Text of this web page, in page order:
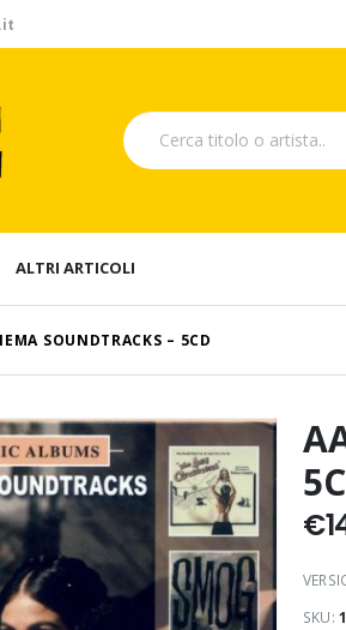
ALTRI ARTICOLI
SOUNDTRACKS – 5CD
€
SKU: